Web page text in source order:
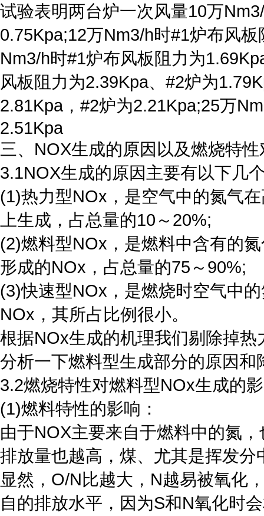
试验表明两台炉一次风量10万
0.75Kpa;12万Nm3/h时#1炉布风
Nm3/h时#1炉布风板阻力为
风板阻力为2.39Kpa、#2炉为
2.81Kpa，#2炉为2.21Kpa;25万
2.51Kpa
三、NOX生成的原因以及燃烧特
3.1NOX生成的原因主要有以下几
(1)热力型NOx，是空气中的氮气
上生成，占总量的10～20%;
(2)燃料型NOx，是燃料中含有的
形成的NOx，占总量的75～90%;
(3)快速型NOx，是燃烧时空气中
NOx，其所占比例很小。
根据NOx生成的机理我们剔除掉
分析一下燃料型生成部分的原因和
3.2燃烧特性对燃料型NOx生成的
(1)燃料特性的影响：
由于NOX主要来自于燃料中的氮
排放量也越高，煤、尤其是挥发
显然，O/N比越大，N越易被氧化
自的排放水平，因为S和N氧化时